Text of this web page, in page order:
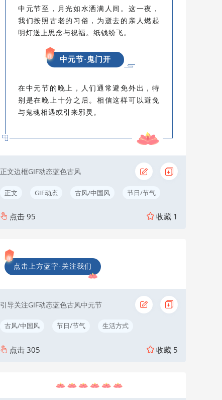
中元节至，月光如水洒满人间。这一夜，
我们按照古老的习俗，为逝去的亲人燃起
明灯送上思念与祝福。纸钱纷飞。
中元节·鬼门开
在中元节的晚上，人们通常避免外出，特
别是在晚上十分之后。相信这样可以避免
与鬼魂相遇或引来邪灵。
正文边框GIF动态蓝色古风
正文 GIF动态 古风/中国风 节日/节气
点击 95 收藏 1
点击上方蓝字·关注我们
引导关注GIF动态蓝色古风中元节
古风/中国风 节日/节气 生活方式
引导关注
点击 305 收藏 5